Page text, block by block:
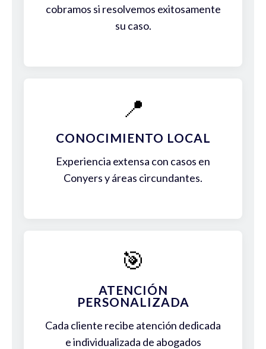
cobramos si resolvemos exitosamente
su caso.
📍
CONOCIMIENTO LOCAL
Experiencia extensa con casos en
Conyers y áreas circundantes.
🎯
ATENCIÓN
PERSONALIZADA
Cada cliente recibe atención dedicada
e individualizada de abogados